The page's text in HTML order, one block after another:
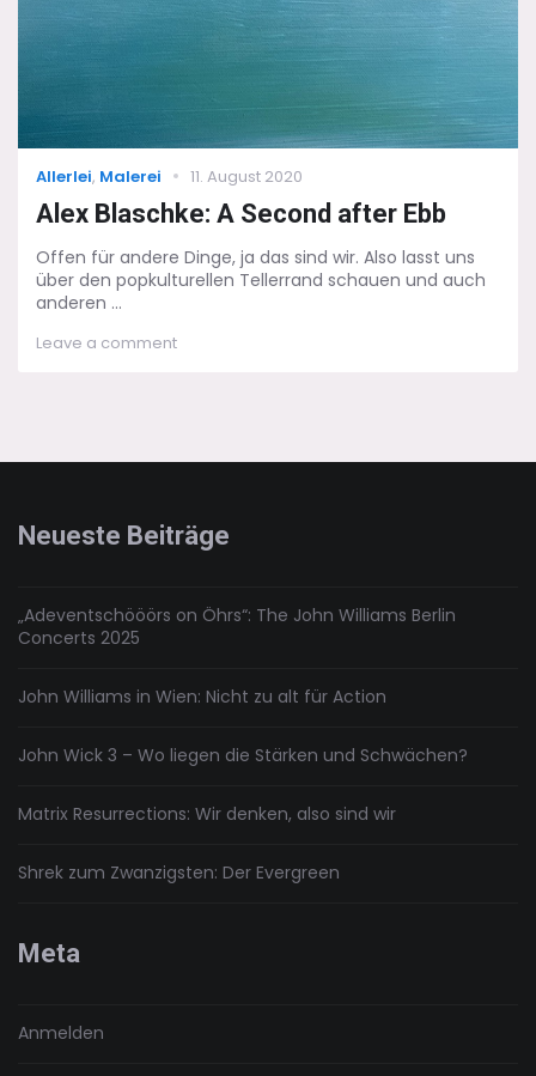
Categories
Allerlei, Malerei
Posted
11. August 2020
Alex Blaschke: A Second after Ebb
Offen für andere Dinge, ja das sind wir. Also lasst uns
über den popkulturellen Tellerrand schauen und auch
anderen ...
Leave a commenton
Neueste Beiträge
„Adeventschööörs on Öhrs“: The John Williams Berlin
Concerts 2025
John Williams in Wien: Nicht zu alt für Action
John Wick 3 – Wo liegen die Stärken und Schwächen?
Matrix Resurrections: Wir denken, also sind wir
Shrek zum Zwanzigsten: Der Evergreen
Meta
Anmelden